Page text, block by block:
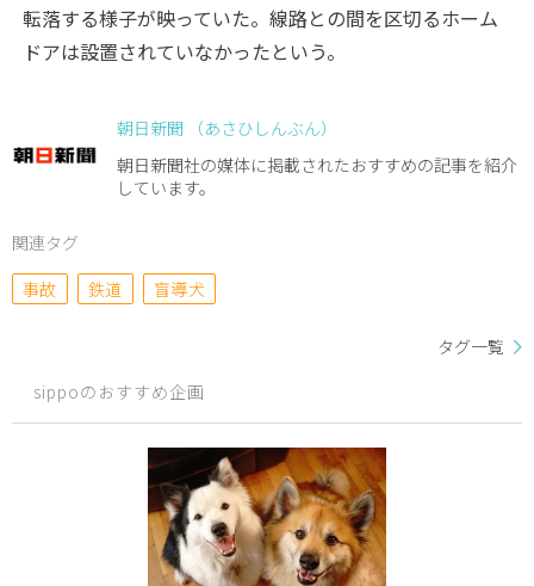
転落する様子が映っていた。線路との間を区切るホーム
ドアは設置されていなかったという。
朝日新聞 （あさひしんぶん）
朝日新聞社の媒体に掲載されたおすすめの記事を紹介
しています。
関連タグ
事故
鉄道 盲導犬
タグ一覧
sippoのおすすめ企画